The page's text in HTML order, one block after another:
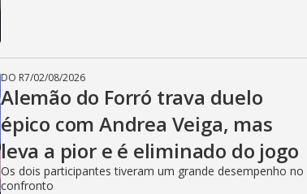
DO R7/02/08/2026
Alemão do Forró trava duelo
épico com Andrea Veiga, mas
leva a pior e é eliminado do jogo
Os dois participantes tiveram um grande desempenho no
confronto